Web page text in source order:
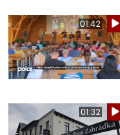
01:42
01:32